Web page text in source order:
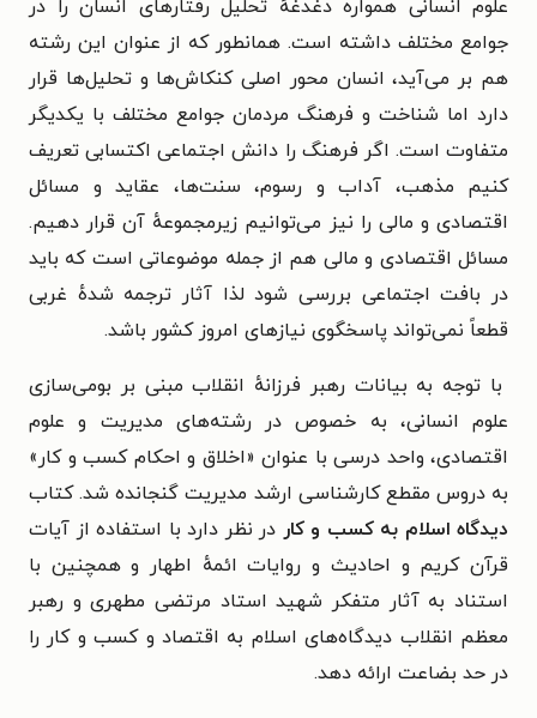
علوم انسانی همواره دغدغهٔ تحلیل رفتارهای انسان را در
جوامع مختلف داشته است. همانطور که از عنوان این رشته
هم بر می‌آید، انسان محور اصلی کنکاش‌ها و تحلیل‌ها قرار
دارد اما شناخت و فرهنگ مردمان جوامع مختلف با یکدیگر
متفاوت است. اگر فرهنگ را دانش اجتماعی اکتسابی تعریف
کنیم مذهب، آداب و رسوم، سنت‌ها، عقاید و مسائل
اقتصادی و مالی را نیز می‌توانیم زیرمجموعهٔ آن قرار دهیم.
مسائل اقتصادی و مالی هم از جمله موضوعاتی است که باید
در بافت اجتماعی بررسی شود لذا آثار ترجمه شدهٔ غربی
قطعاً نمی‌تواند پاسخگوی نیازهای امروز کشور باشد.
با توجه به بیانات رهبر فرزانهٔ انقلاب مبنی بر بومی‌سازی
علوم انسانی، به خصوص در رشته‌های مدیریت و علوم
اقتصادی، واحد درسی با عنوان «اخلاق و احکام کسب و کار»
به دروس مقطع کارشناسی ارشد مدیریت گنجانده شد. کتاب
دیدگاه اسلام به کسب و کار در نظر دارد با استفاده از آیات
قرآن کریم و احادیث و روایات ائمهٔ اطهار و همچنین با
استناد به آثار متفکر شهید استاد مرتضی مطهری و رهبر
معظم انقلاب دیدگاه‌های اسلام به اقتصاد و کسب و کار را
در حد بضاعت ارائه دهد.